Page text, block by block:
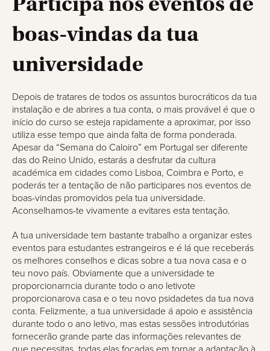
boas-vindas da tua
universidade
Depois de tratares de todos os assuntos burocráticos da tua
instalação e de abrires a tua conta, o mais provável é que o
início do curso se esteja rapidamente a aproximar, por isso
utiliza esse tempo que ainda falta de forma ponderada.
Apesar da “Semana do Caloiro” em Portugal ser diferente
das do Reino Unido, estarás a desfrutar da cultura
académica em cidades como Lisboa, Coimbra e Porto, e
poderás ter a tentação de não participares nos eventos de
boas-vindas promovidos pela tua universidade.
Aconselhamos-te vivamente a evitares esta tentação.
A tua universidade tem bastante trabalho a organizar estes
eventos para estudantes estrangeiros e é lá que receberás
os melhores conselhos e dicas sobre a tua nova casa e o
teu novo país. Obviamente que a universidade te
proporcionarncia durante todo o ano letivote
proporcionarova casa e o teu novo psidadetes da tua nova
conta. Felizmente, a tua universidade á apoio e assistência
durante todo o ano letivo, mas estas sessões introdutórias
fornecerão grande parte das informações relevantes de